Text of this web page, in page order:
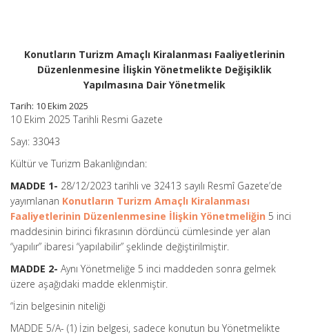
Konutların Turizm Amaçlı Kiralanması Faaliyetlerinin
Düzenlenmesine İlişkin Yönetmelikte Değişiklik
Yapılmasına Dair Yönetmelik
Tarih: 10 Ekim 2025
10 Ekim 2025 Tarihli Resmi Gazete
Sayı: 33043
Kültür ve Turizm Bakanlığından:
MADDE 1- 28/12/2023 tarihli ve 32413 sayılı Resmî Gazete’de
yayımlanan Konutların Turizm Amaçlı Kiralanması
Faaliyetlerinin Düzenlenmesine İlişkin Yönetmeliğin 5 inci
maddesinin birinci fıkrasının dördüncü cümlesinde yer alan
“yapılır” ibaresi “yapılabilir” şeklinde değiştirilmiştir.
MADDE 2- Aynı Yönetmeliğe 5 inci maddeden sonra gelmek
üzere aşağıdaki madde eklenmiştir.
“İzin belgesinin niteliği
MADDE 5/A- (1) İzin belgesi, sadece konutun bu Yönetmelikte